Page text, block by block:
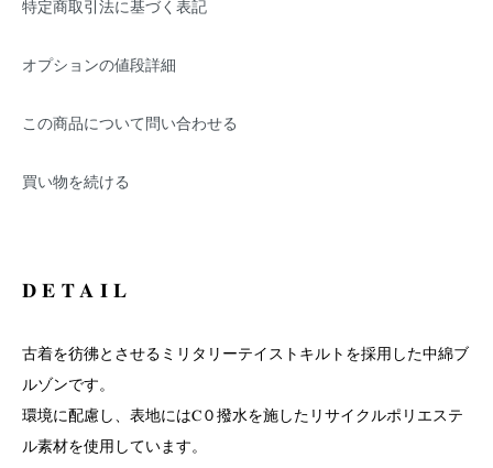
特定商取引法に基づく表記
オプションの値段詳細
この商品について問い合わせる
買い物を続ける
DETAIL
古着を彷彿とさせるミリタリーテイストキルトを採用した中綿ブ
ルゾンです。
環境に配慮し、表地にはC０撥水を施したリサイクルポリエステ
ル素材を使用しています。